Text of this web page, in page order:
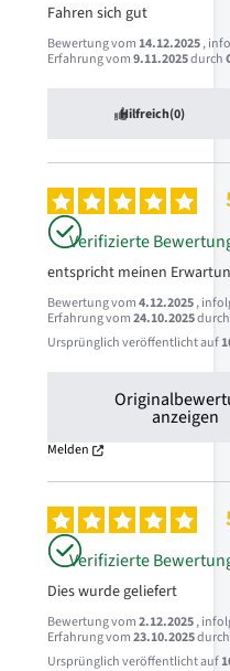
Fahren sich gut
Bewertung vom14.12.2025,
Erfahrung vom9.11.2025durch
Hilfreich(0)
Verifizierte
entspricht meinen
Bewertung vom4.12.2025,
Erfahrung vom24.10.2025
Ursprünglich veröffentlicht auf
anzeigen
Melden
Verifizierte
Dies wurde geliefert
Bewertung vom2.12.2025,
Erfahrung vom23.10.2025
Ursprünglich veröffentlicht auf